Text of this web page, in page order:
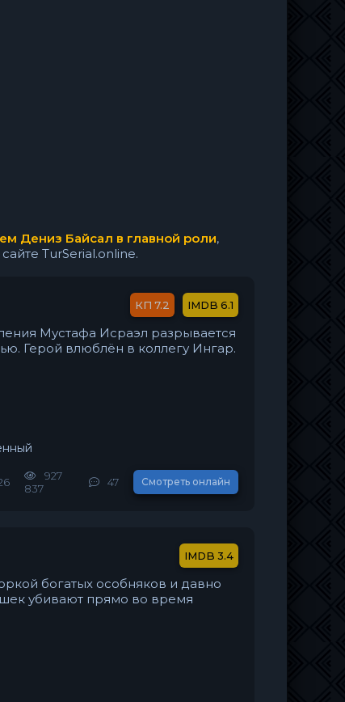
Дениз Байсал в главной роли,
TurSerial.online.
7.2 6.1
Мустафа Исраэл разрывается
Герой влюблён в коллегу Ингар.
927
837
47 Смотреть онлайн
3.4
богатых особняков и давно
убивают прямо во время